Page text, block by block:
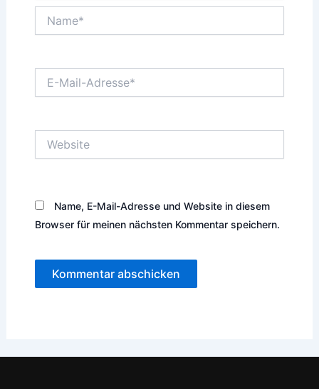
Mail-
Name, E-Mail-Adresse und Website in diesem
Browser für meinen nächsten Kommentar speichern.